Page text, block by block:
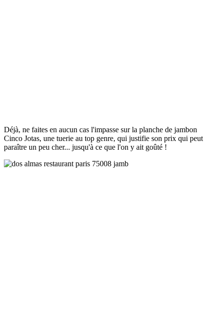
Déjà, ne faites en aucun cas l'impasse sur la planche de jambon
Cinco Jotas, une tuerie au top genre, qui justifie son prix qui peut
paraître un peu cher... jusqu'à ce que l'on y ait goûté !